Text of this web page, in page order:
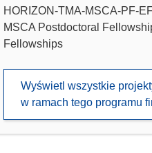
HORIZON-TMA-MSCA-PF-
MSCA Postdoctoral
Fellowships
Wyświetl wszystkie
w ramach tego programu